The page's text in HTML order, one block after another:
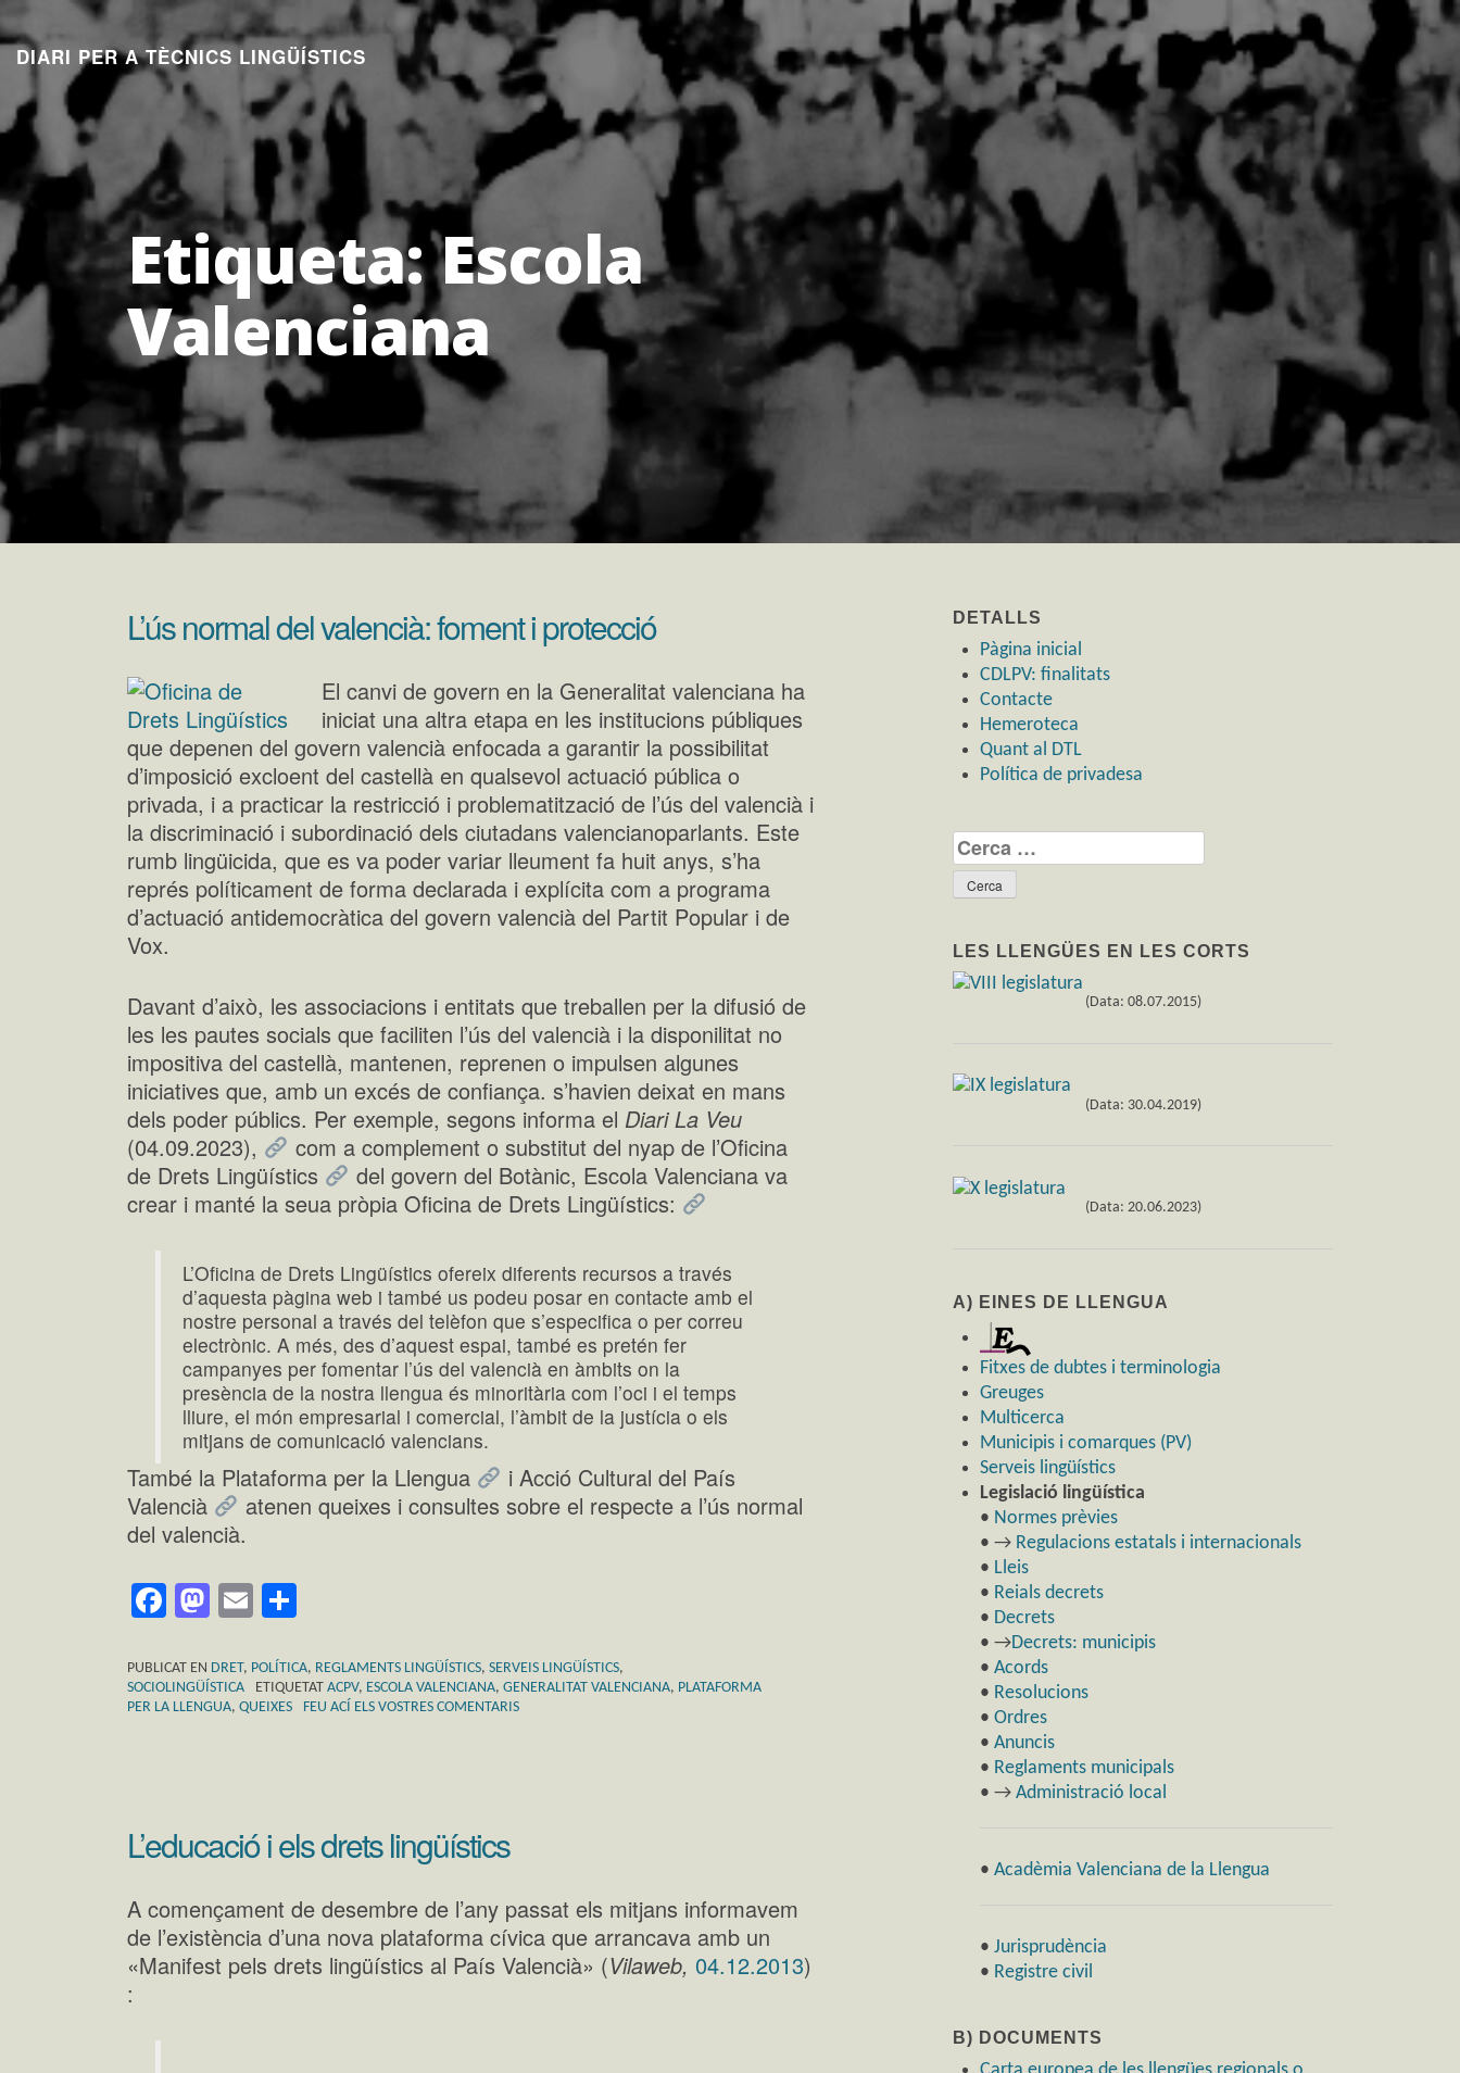
Aneu
al
contingut
DIARI PER A TÈCNICS LINGÜÍSTICS
Etiqueta:Escola
Valenciana
L’ús normal del valencià: foment i protecció
El canvi de govern en la Generalitat valenciana ha
iniciat una altra etapa en les institucions públiques
que depenen del govern valencià enfocada a garantir la possibilitat
d’imposició excloent del castellà en qualsevol actuació pública o
privada, i a practicar la restricció i problematització de l’ús del valencià i
la discriminació i subordinació dels ciutadans valencianoparlants. Este
rumb lingüicida, que es va poder variar lleument fa huit anys, s’ha
représ políticament de forma declarada i explícita com a programa
d’actuació antidemocràtica del govern valencià del Partit Popular i de
Vox.
Davant d’això, les associacions i entitats que treballen per la difusió de
les les pautes socials que faciliten l’ús del valencià i la disponilitat no
impositiva del castellà, mantenen, reprenen o impulsen algunes
iniciatives que, amb un excés de confiança. s’havien deixat en mans
dels poder públics. Per exemple, segons informa el Diari La Veu
(04.09.2023),
com a complement o substitut del nyap de l’Oficina
de Drets Lingüístics
del govern del Botànic, Escola Valenciana va
crear i manté la seua pròpia Oficina de Drets Lingüístics:
L’Oficina de Drets Lingüístics ofereix diferents recursos a través
d’aquesta pàgina web i també us podeu posar en contacte amb el
nostre personal a través del telèfon que s’especifica o per correu
electrònic. A més, des d’aquest espai, també es pretén fer
campanyes per fomentar l’ús del valencià en àmbits on la
presència de la nostra llengua és minoritària com l’oci i el temps
lliure, el món empresarial i comercial, l’àmbit de la justícia o els
mitjans de comunicació valencians.
També la Plataforma per la Llengua
i Acció Cultural del País
Valencià
atenen queixes i consultes sobre el respecte a l’ús normal
del valencià.
Facebook
Mastodon
Email
PUBLICAT EN DRET, POLÍTICA, REGLAMENTS LINGÜÍSTICS, SERVEIS LINGÜÍSTICS,
SOCIOLINGÜÍSTICA
ETIQUETAT ACPV, ESCOLA VALENCIANA, GENERALITAT VALENCIANA, PLATAFORMA
PER LA LLENGUA, QUEIXES FEU ACÍ ELS VOSTRES COMENTARIS
L’educació i els drets lingüístics
A començament de desembre de l’any passat els mitjans informavem
de l’existència d’una nova plataforma cívica que arrancava amb un
«Manifest pels drets lingüístics al País Valencià» (Vilaweb, 04.12.2013)
:
DETALLS
Pàgina inicial
CDLPV: finalitats
Contacte
Hemeroteca
Quant al DTL
Política de privadesa
Cerca:
LES LLENGÜES EN LES CORTS
(Data: 08.07.2015)
(Data: 30.04.2019)
(Data: 20.06.2023)
A) EINES DE LLENGUA
Fitxes de dubtes i terminologia
Greuges
Multicerca
Municipis i comarques (PV)
Serveis lingüístics
Legislació lingüística
• Normes prèvies
• → Regulacions estatals i internacionals
• Lleis
• Reials decrets
• Decrets
• →Decrets: municipis
• Acords
• Resolucions
• Ordres
• Anuncis
• Reglaments municipals
• → Administració local
• Acadèmia Valenciana de la Llengua
• Jurisprudència
• Registre civil
B) DOCUMENTS